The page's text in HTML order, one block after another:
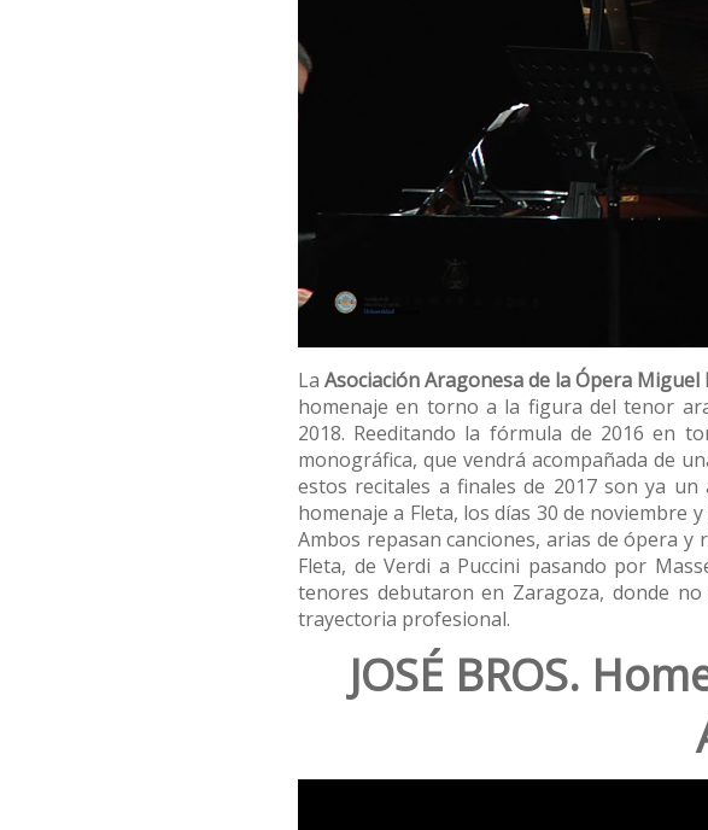
La Asociación Aragonesa de la Ópera Miguel
homenaje en torno a la figura del tenor
2018. Reeditando la fórmula de 2016 en
monográfica, que vendrá acompañada de
estos recitales a finales de 2017 son ya
homenaje a Fleta, los días 30 de noviembre
Ambos repasan canciones, arias de ópera
Fleta, de Verdi a Puccini pasando por
tenores debutaron en Zaragoza, donde
trayectoria profesional.
JOSÉ BROS.